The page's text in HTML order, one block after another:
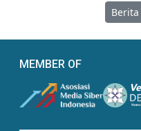
MEMBER OF